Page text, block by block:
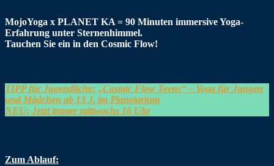
MojoYoga x PLANET KA = 90 Minuten immersive Yoga-
Erfahrung unter Sternenhimmel.
Tauchen Sie ein in den Cosmic Flow!
TIPP für Jugendliche: „Cosmic Flow Teens“ – Yoga für Jungen
und Mädchen ab 13 J. im Planetarium
NEU: Jetzt immermittwochs 16 Uhr
Zum Ablauf: